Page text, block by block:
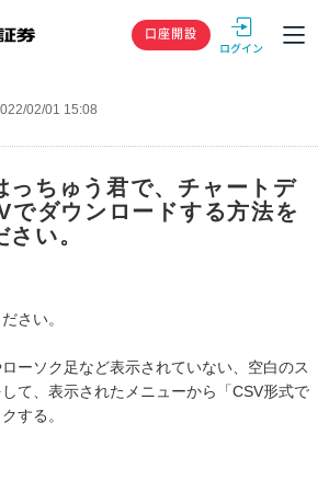
GMOクリック
口座開設
02/01 15:08
っちゅう君で、チャートデ
でダウンロードする方法を
い。
さい。
ーソク足など表示されていない、空白のス
て、表示されたメニューから「CSV形式で
する。